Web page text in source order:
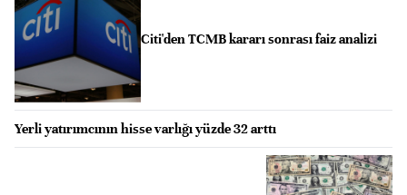
Citi'den TCMB kararı sonrası faiz analizi
Yerli yatırımcının hisse varlığı yüzde 32 arttı